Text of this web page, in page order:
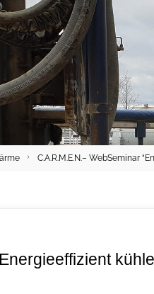
C.A.R.M.E.N.– WebSeminar